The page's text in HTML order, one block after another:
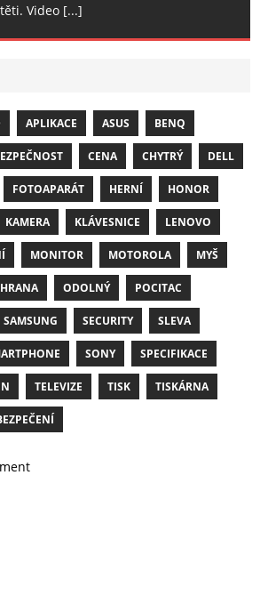
Video [...]
APLIKACE ASUS BENQ
CENA CHYTRÝ DELL
FOTOAPARÁT HERNÍ HONOR
KAMERA KLÁVESNICE LENOVO
MONITOR MOTOROLA MYŠ
ODOLNÝ POCITAC
SAMSUNG SECURITY SLEVA
SONY SPECIFIKACE
TELEVIZE TISK TISKÁRNA